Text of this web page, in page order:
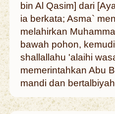
bin Al Qasim] dari
ia berkata; Asma`
melahirkan
bawah pohon,
shallallahu 'alaihi
memerintahkan Abu
mandi dan